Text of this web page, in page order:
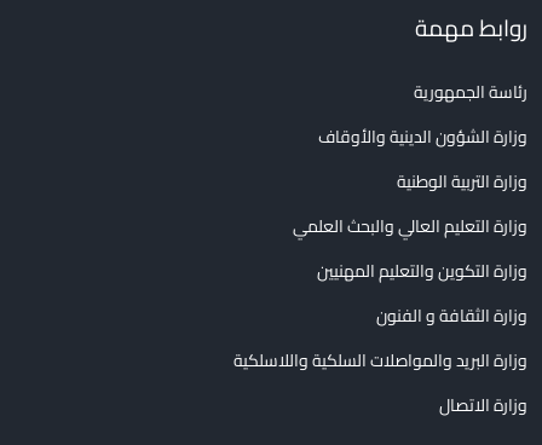
روابط مهمة
رئاسة الجمهورية
وزارة الشؤون الدينية والأوقاف
وزارة التربية الوطنية
وزارة التعليم العالي والبحث العلمي
وزارة التكوين والتعليم المهنيين
وزارة الثقافة و الفنون
وزارة البريد والمواصلات السلكية واللاسلكية
وزارة الاتصال